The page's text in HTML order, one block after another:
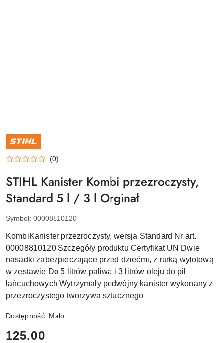
NAZWA
PRODUCENTA:
STIHL
(0)
STIHL Kanister Kombi przezroczysty,
Standard 5 l / 3 l Orginał
Symbol: 00008810120
KombiKanister przezroczysty, wersja Standard Nr art.
00008810120 Szczegóły produktu Certyfikat UN Dwie
nasadki zabezpieczające przed dziećmi, z rurką wylotową
w zestawie Do 5 litrów paliwa i 3 litrów oleju do pił
łańcuchowych Wytrzymały podwójny kanister wykonany z
przezroczystego tworzywa sztucznego
Dostępność: Mało
cena:
125.00